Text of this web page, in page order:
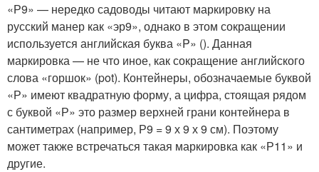
«Р9» — нередко садоводы читают маркировку на
русский манер как «эр9», однако в этом сокращении
используется английская буква «P» (). Данная
маркировка — не что иное, как сокращение английского
слова «горшок» (pot). Контейнеры, обозначаемые буквой
«Р» имеют квадратную форму, а цифра, стоящая рядом
с буквой «Р» это размер верхней грани контейнера в
сантиметрах (например, Р9 = 9 х 9 х 9 см). Поэтому
может также встречаться такая маркировка как «Р11» и
другие.